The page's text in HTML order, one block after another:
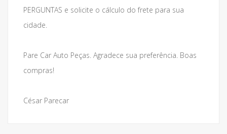
PERGUNTAS e solicite o cálculo do frete para sua
cidade.
Pare Car Auto Peças. Agradece sua preferência. Boas
compras!
César Parecar